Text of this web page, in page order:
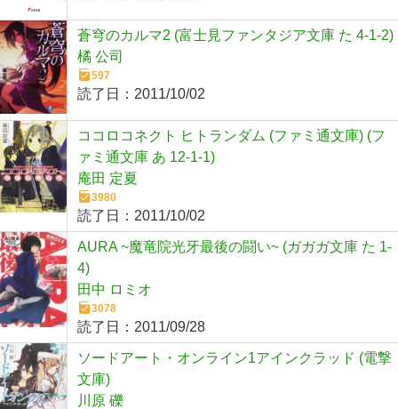
蒼穹のカルマ2 (富士見ファンタジア文庫 た 4-1-2)
橘 公司
597
読了日： 2011/10/02
ココロコネクト ヒトランダム (ファミ通文庫) (フ
ァミ通文庫 あ 12-1-1)
庵田 定夏
3980
読了日： 2011/10/02
AURA ~魔竜院光牙最後の闘い~ (ガガガ文庫 た 1-
4)
田中 ロミオ
3078
読了日： 2011/09/28
ソードアート・オンライン1アインクラッド (電撃
文庫)
川原 礫